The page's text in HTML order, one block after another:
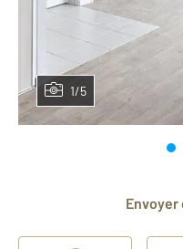
1/5